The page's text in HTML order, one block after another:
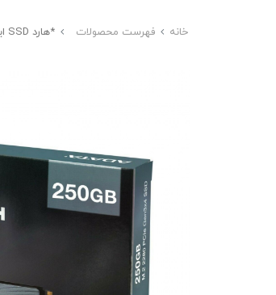
خانه فهرست محصولات *هارد SSD اینترنال ADATA مدل SWORDFISH M2 ظرفیت 250 گیگابایت